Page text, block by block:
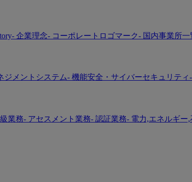
- 企業理念- コーポレートロゴマーク- 国内事業所一
ジメントシステム- 機能安全・サイバーセキュリティ
業務- アセスメント業務- 認証業務- 電力,エネルギー